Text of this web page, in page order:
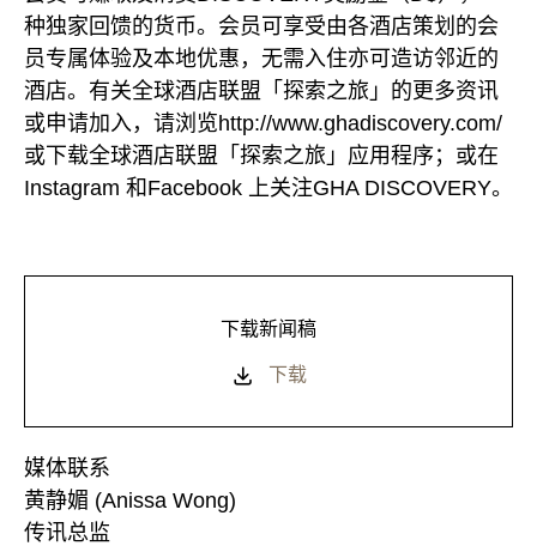
种独家回馈的货币。会员可享受由各酒店策划的会
员专属体验及本地优惠，无需入住亦可造访邻近的
酒店。有关全球酒店联盟「探索之旅」的更多资讯
或申请加入，请浏览http://www.ghadiscovery.com/
或下载全球酒店联盟「探索之旅」应用程序；或在
Instagram 和Facebook 上关注GHA DISCOVERY。
下载新闻稿
下载
媒体联系
黄静媚 (Anissa Wong)
传讯总监